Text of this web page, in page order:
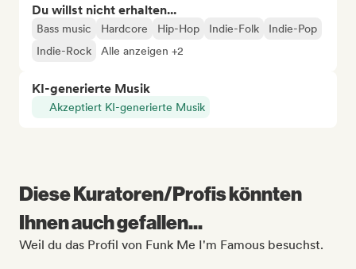
Du willst nicht erhalten...
Bass music Hardcore Hip-Hop Indie-Folk
Indie-Pop
Indie-Rock
Alle anzeigen +2
KI-generierte Musik
Akzeptiert KI-generierte Musik
Diese Kuratoren/Profis könnten
Ihnen auch gefallen...
Weil du das Profil von Funk Me I'm Famous besuchst.